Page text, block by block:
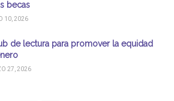
becas
10, 2026
de lectura para promover la equidad
27, 2026